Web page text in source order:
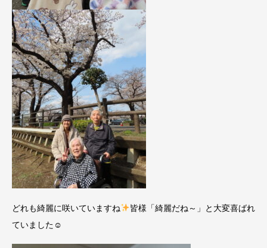
どれも綺麗に咲いていますね
皆様「綺麗だね～」と大変喜ばれ
ていました☺